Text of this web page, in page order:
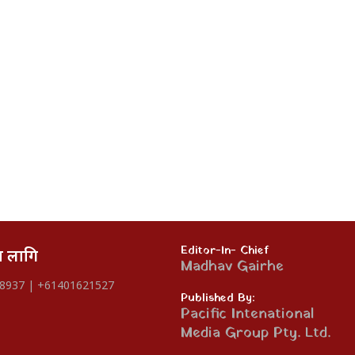
लागि
| +61401621527
Editor-In- Chief
Madhav Gairhe
Published By:
Pacific Intenational
Media Group Pty. Ltd.